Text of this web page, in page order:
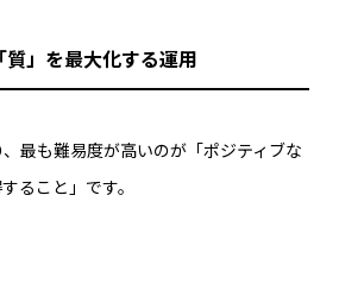
」を最大化する運用
最も難易度が高いのが「ポジティブな
ること」です。